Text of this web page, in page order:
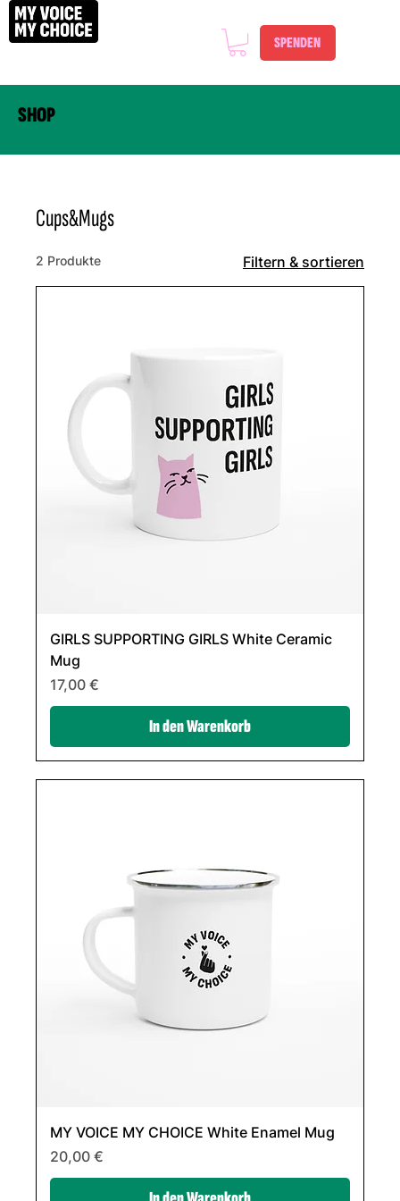
SPENDEN
SHOP
Cups&Mugs
2 Produkte Filtern & sortieren
GIRLS SUPPORTING GIRLS White Ceramic
Mug
Preis
17,00 €
In den Warenkorb
MY VOICE MY CHOICE White Enamel Mug
Preis
20,00 €